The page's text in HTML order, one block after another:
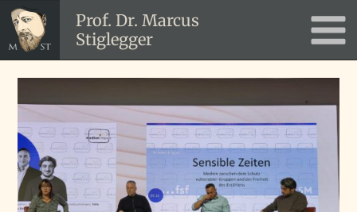
Zum
Inhalt
springen
Prof. Dr. Marcus
Stiglegger
Main
Menu